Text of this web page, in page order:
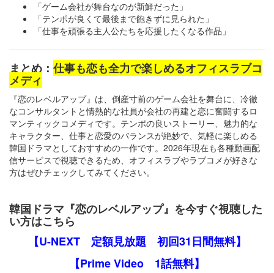
「ゲーム会社が舞台なのが新鮮だった」
「テンポが良くて最後まで飽きずに見られた」
「仕事を頑張る主人公たちを応援したくなる作品」
まとめ： 仕事も恋も全力で楽しめるオフィスラブコ
メディ
『恋のレベルアップ』は、倒産寸前のゲーム会社を舞台に、冷徹
なコンサルタントと情熱的な社員が会社の再建と恋に奮闘するロ
マンティックコメディです。テンポの良いストーリー、魅力的な
キャラクター、仕事と恋愛のバランスが絶妙で、気軽に楽しめる
韓国ドラマとしておすすめの一作です。2026年現在も各種動画配
信サービスで視聴できるため、オフィスラブやラブコメが好きな
方はぜひチェックしてみてください。
韓国ドラマ『恋のレベルアップ』を今すぐ視聴した
い方はこちら
【U-NEXT 定額見放題 初回31日間無料】
【Prime Video 1話無料】